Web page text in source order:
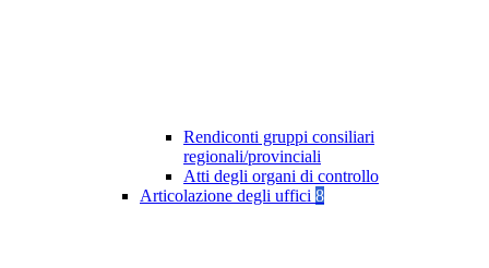
Rendiconti gruppi consiliari
regionali/provinciali
Atti degli organi di controllo
Articolazione degli uffici 8